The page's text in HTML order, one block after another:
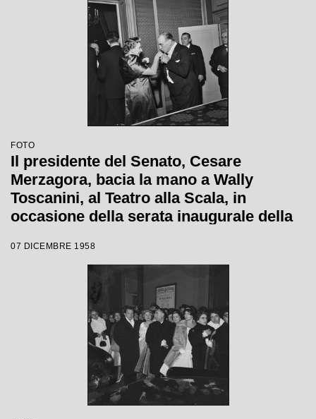
FOTO
Il presidente del Senato, Cesare
Merzagora, bacia la mano a Wally
Toscanini, al Teatro alla Scala, in
occasione della serata inaugurale della
"Turandot" di Giacomo Puccini, diretta
da Antonino Votto con la regia di
Margherita Walmann
07 DICEMBRE 1958